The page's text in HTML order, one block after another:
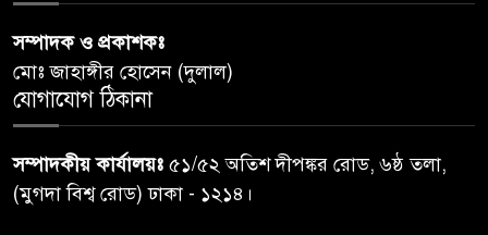
দিবস-২০২৬’।
মাঝে ১৩ লক্ষ ১৫ হাজার টাকা
বিতরণ
৬
সম্পাদক ও প্রকাশকঃ
মোঃ জাহাঙ্গীর হোসেন (দুলাল)
যোগাযোগ ঠিকানা
সম্পাদকীয় কার্যালয়ঃ ৫১/৫২ অতিশ দীপঙ্কর রোড, ৬ষ্ঠ তলা,
(মুগদা বিশ্ব রোড) ঢাকা - ১২১৪।